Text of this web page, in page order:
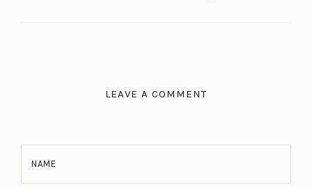
LEAVE A COMMENT
NAME